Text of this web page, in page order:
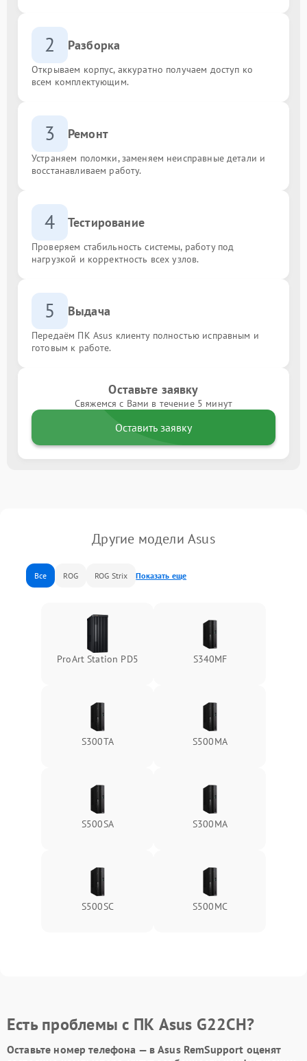
2 Разборка
Открываем корпус, аккуратно получаем доступ ко
всем комплектующим.
3 Ремонт
Устраняем поломки, заменяем неисправные детали и
восстанавливаем работу.
4 Тестирование
Проверяем стабильность системы, работу под
нагрузкой и корректность всех узлов.
5 Выдача
Передаём ПК Asus клиенту полностью исправным и
готовым к работе.
Оставьте заявку
Свяжемся с Вами в течение 5 минут
Оставить заявку
Другие модели Asus
Все ROG ROG Strix Показать еще
ProArt Station PD5 S340MF
S300TA S500MA
S500SA S300MA
S500SC S500MC
Есть проблемы с ПК Asus G22CH?
Оставьте номер телефона — в Asus RemSupport оценят